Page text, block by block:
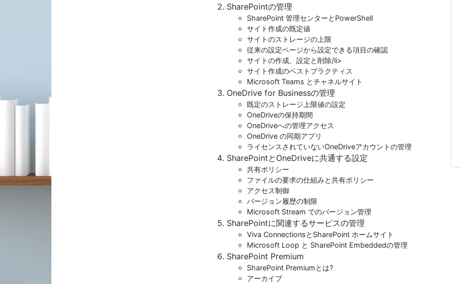
SharePointの管理
SharePoint 管理センターとPowerShell
サイト作成の既定値
サイトのストレージの上限
従来の設定ページから設定できる項目の確認
サイトの作成、設定と削除/li>
サイト作成のベストプラクティス
Microsoft Teams とチャネルサイト
OneDrive for Businessの管理
既定のストレージ上限値の設定
OneDriveの保持期間
OneDriveへの管理アクセス
OneDrive の同期アプリ
ライセンスされていないOneDriveアカウントの管理
SharePointとOneDriveに共通する設定
共有ポリシー
ファイルの要求の仕組みと共有ポリシー
アクセス制御
バージョン履歴の制限
Microsoft Stream でのバージョン管理
SharePointに関連するサービスの管理
Viva ConnectionsとSharePoint ホームサイト
Microsoft Loop と SharePoint Embeddedの管理
SharePoint Premium
SharePoint Premiumとは?
アーカイブ